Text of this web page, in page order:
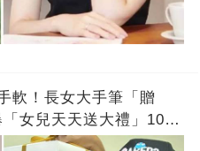
軟！長女大手筆「贈
女兒天天送大禮」10年